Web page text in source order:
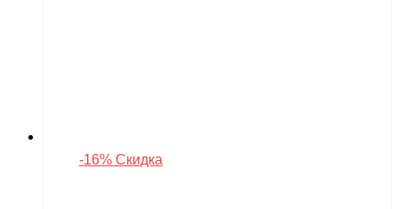
-16% Скидка